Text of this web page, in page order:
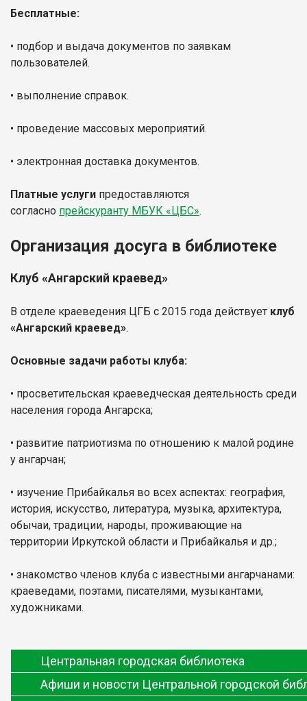
Бесплатные:
• подбор и выдача документов по заявкам
пользователей.
• выполнение справок.
• проведение массовых мероприятий.
• электронная доставка документов.
Платные услуги предоставляются
согласно прейскуранту МБУК «ЦБС».
Организация досуга в библиотеке
Клуб «Ангарский краевед»
В отделе краеведения ЦГБ с 2015 года действует клуб
«Ангарский краевед».
Основные задачи работы клуба:
• просветительская краеведческая деятельность среди
населения города Ангарска;
• развитие патриотизма по отношению к малой родине
у ангарчан;
• изучение Прибайкалья во всех аспектах: география,
история, искусство, литература, музыка, архитектура,
обычаи, традиции, народы, проживающие на
территории Иркутской области и Прибайкалья и др.;
• знакомство членов клуба с известными ангарчанами:
краеведами, поэтами, писателями, музыкантами,
художниками.
Центральная городская библиотека
Афиши и новости Центральной городской